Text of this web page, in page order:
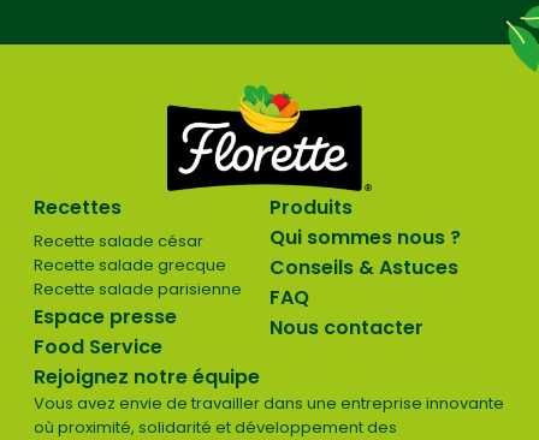
Recettes
Recette salade césar
Recette salade grecque
Recette salade parisienne
Espace presse
Food Service
Produits
Qui sommes nous ?
Conseils & Astuces
FAQ
Nous contacter
Rejoignez notre équipe
Vous avez envie de travailler dans une entreprise innovante
où proximité, solidarité et développement des